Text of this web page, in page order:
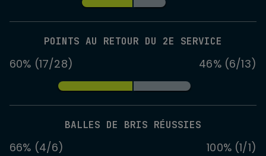
POINTS AU RETOUR DU 2E SERVICE
60% (17/28) 46% (6/13)
BALLES DE BRIS RÉUSSIES
66% (4/6) 100% (1/1)